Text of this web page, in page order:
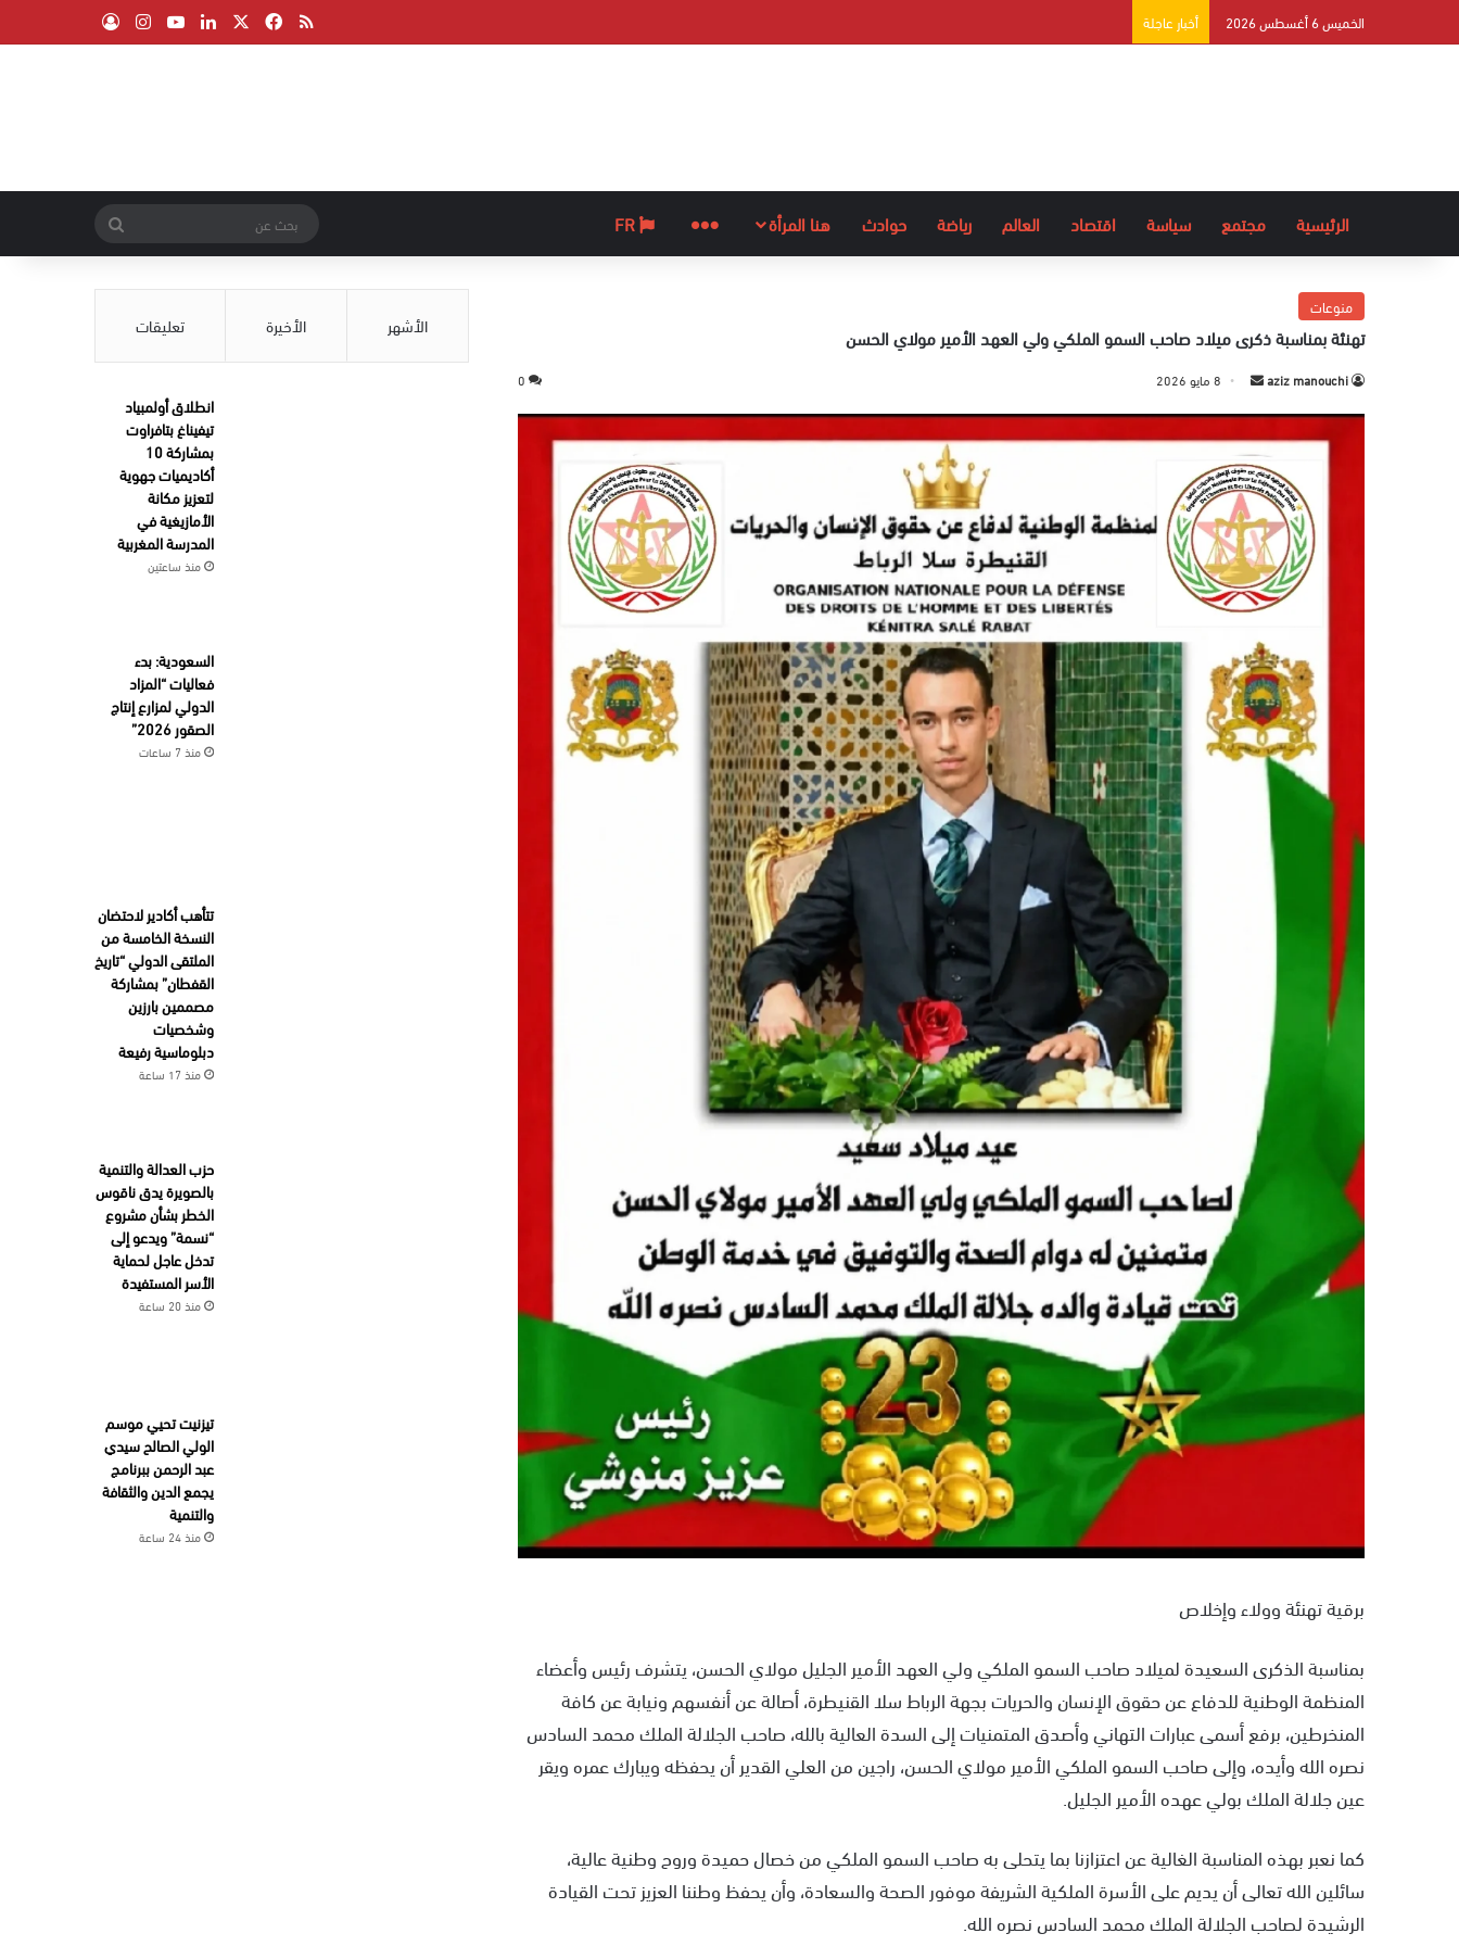
الخميس 6 أغسطس 2026 أخبار عاجلة ملخص الموقع RSS
فيسبوك لينكدإن ‫YouTube
انستقرام
الرئيسية مجتمع سياسة اقتصاد العالم رياضة حوادث هنا المرأة المزيد
عن
منوعات
تهنئة بمناسبة ذكرى ميلاد صاحب السمو الملكي ولي العهد الأمير مولاي الحسن
aziz manouchi
ل
ب
ر
ي
د
ا
إ
ك
ت
ر
و
8 مايو 2026 0
برقية تهنئة وولاء وإخلاص
بمناسبة الذكرى السعيدة لميلاد صاحب السمو الملكي ولي العهد الأمير الجليل مولاي الحسن، يتشرف رئيس وأعضاء
المنظمة الوطنية للدفاع عن حقوق الإنسان والحريات بجهة الرباط سلا القنيطرة، أصالة عن أنفسهم ونيابة عن كافة
المنخرطين، برفع أسمى عبارات التهاني وأصدق المتمنيات إلى السدة العالية بالله، صاحب الجلالة الملك محمد السادس
نصره الله وأيده، وإلى صاحب السمو الملكي الأمير مولاي الحسن، راجين من العلي القدير أن يحفظه ويبارك عمره ويقر
عين جلالة الملك بولي عهده الأمير الجليل.
كما نعبر بهذه المناسبة الغالية عن اعتزازنا بما يتحلى به صاحب السمو الملكي من خصال حميدة وروح وطنية عالية،
سائلين الله تعالى أن يديم على الأسرة الملكية الشريفة موفور الصحة والسعادة، وأن يحفظ وطننا العزيز تحت القيادة
الرشيدة لصاحب الجلالة الملك محمد السادس نصره الله.
الأشهر الأخيرة تعليقات
انطلاق أولمبياد
تيفيناغ بتافراوت
بمشاركة 10
أكاديميات جهوية
لتعزيز مكانة
الأمازيغية في
المدرسة المغربية
منذ ساعتين
السعودية: بدء
فعاليات “المزاد
الدولي لمزارع إنتاج
الصقور 2026”
منذ 7 ساعات
تتأهب أكادير لاحتضان
النسخة الخامسة من
الملتقى الدولي “تاريخ
القفطان” بمشاركة
مصممين بارزين
وشخصيات
دبلوماسية رفيعة
منذ 17 ساعة
حزب العدالة والتنمية
بالصويرة يدق ناقوس
الخطر بشأن مشروع
“نسمة” ويدعو إلى
تدخل عاجل لحماية
الأسر المستفيدة
منذ 20 ساعة
تيزنيت تحيي موسم
الولي الصالح سيدي
عبد الرحمن ببرنامج
يجمع الدين والثقافة
والتنمية
منذ 24 ساعة